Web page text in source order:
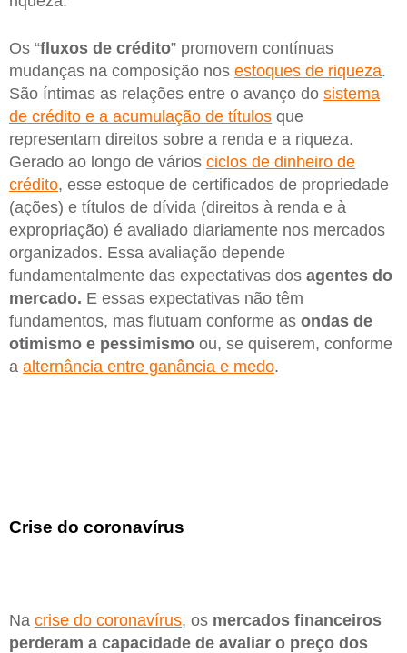
Os “fluxos de crédito” promovem contínuas
mudanças na composição nos estoques de riqueza.
São íntimas as relações entre o avanço do sistema
de crédito e a acumulação de títulos que
representam direitos sobre a renda e a riqueza.
Gerado ao longo de vários ciclos de dinheiro de
crédito, esse estoque de certificados de propriedade
(ações) e títulos de dívida (direitos à renda e à
expropriação) é avaliado diariamente nos mercados
organizados. Essa avaliação depende
fundamentalmente das expectativas dos agentes do
mercado. E essas expectativas não têm
fundamentos, mas flutuam conforme as ondas de
otimismo e pessimismo ou, se quiserem, conforme
a alternância entre ganância e medo.
Crise do coronavírus
Na crise do coronavírus, os mercados financeiros
perderam a capacidade de avaliar o preço dos